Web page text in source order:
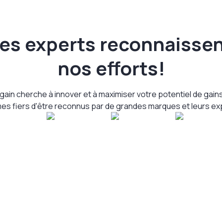
experts
nos efforts!
cherche à innover et à maximiser votre potentiel de
fiers d'être reconnus par de grandes marques et leurs